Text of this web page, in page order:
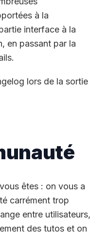
à la
interface à la
en passant par la
lors de la sortie
êtes : on vous a
carrément trop
entre utilisateurs,
des tutos et on